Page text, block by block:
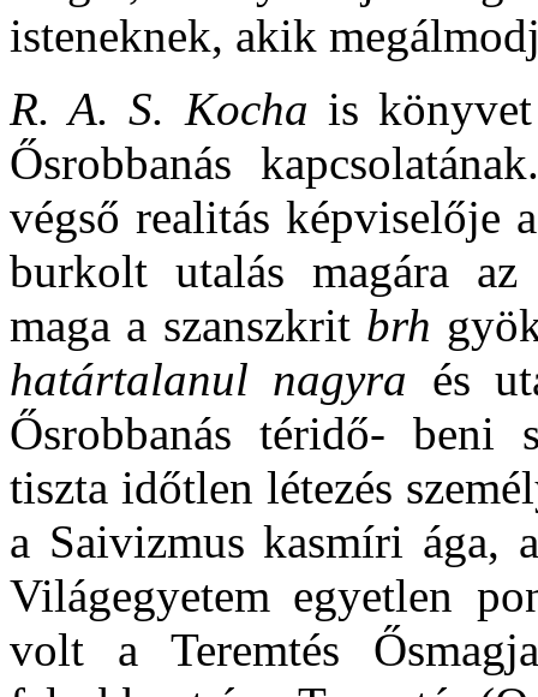
isteneknek, akik
R. A. S. Kocha is
Ősrobbanás
végső realitás képviselője
burkolt utalás magára
maga a szanszkrit brh
határtalanul nagyra és
Ősrobbanás téridő- beni
tiszta időtlen létezés
a Saivizmus kasmíri ága,
Világegyetem egyetlen
volt a Teremtés